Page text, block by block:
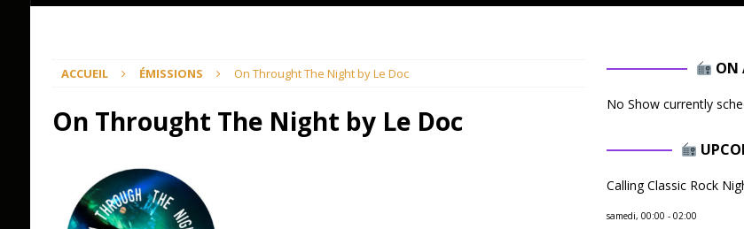
ACCUEIL ÉMISSIONS On Throught The Night by Le Doc
On Throught The Night by Le Doc
ON
No Show currently
Calling Classic Rock
samedi, 00:00 - 02:00